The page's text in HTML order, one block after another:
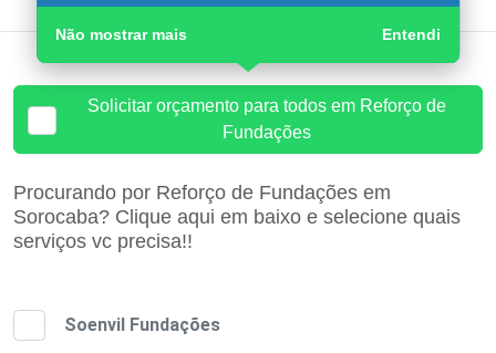
Guia do Construtor Guia Digital Reforço de Fundações
Solicitar orçamento para todos em Reforço de
Fundações
Não mostrar mais Entendi
Procurando por Reforço de Fundações em
Sorocaba? Clique aqui em baixo e selecione quais
serviços vc precisa!!
Soenvil Fundações